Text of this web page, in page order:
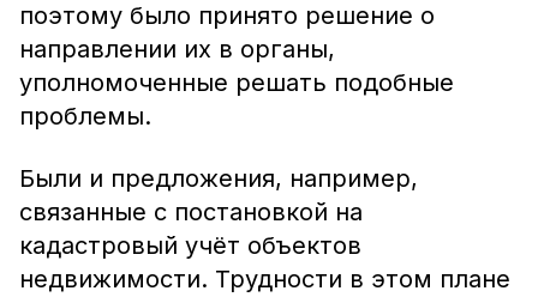
поэтому было принято решение о
направлении их в органы,
уполномоченные решать подобные
проблемы.
Были и предложения, например,
связанные с постановкой на
кадастровый учёт объектов
недвижимости. Трудности в этом плане